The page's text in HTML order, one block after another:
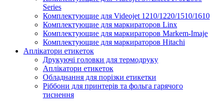
Series
Комплектующие для Videojet 1210/1220/1510/1610
Комплектующие для маркираторов Linx
Комплектующие для маркираторов Markem-Imaje
Комплектующие для маркираторов Hitachi
Аплікатори етикеток
Друкуючі головки для термодруку
Аплікатори етикеток
Обладнання для порізки етикетки
Ріббони для принтерів та фольга гарячого
тиснення